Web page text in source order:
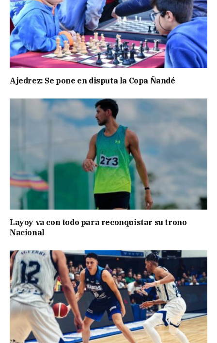
Ajedrez: Se pone en disputa la Copa Ñandé
Layoy va con todo para reconquistar su trono
Nacional